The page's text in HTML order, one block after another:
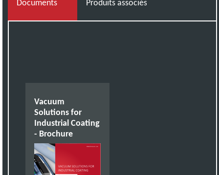
Documents Produits associés
Vacuum
Solutions for
Industrial Coating
- Brochure